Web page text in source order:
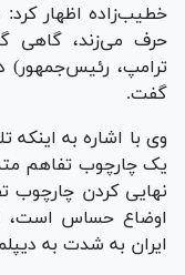
خطیب‌زاده اظهار
حرف می‌زند، گاهی
ترامپ، رئیس‌جمهور)
گفت.
وی با اشاره به
یک چارچوب تفاهم
نهایی کردن چارچوب
اوضاع حساس است،
ایران به شدت به